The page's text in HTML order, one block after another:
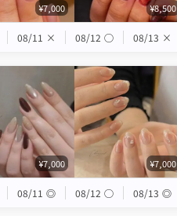
¥7,000 ¥8,500
08/11 × 08/12 ◯ 08/13 ×
¥7,000 ¥7,000
08/11 ◎ 08/12 ◯ 08/13 ◎